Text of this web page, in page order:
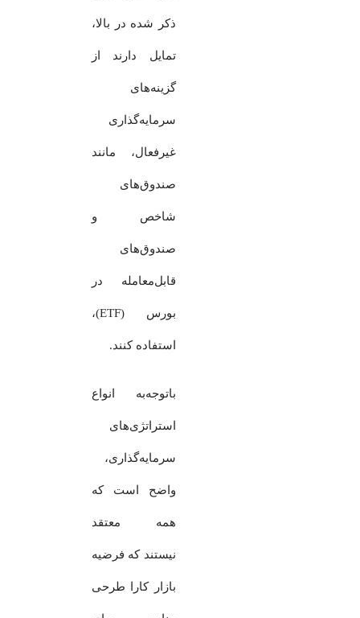
ذکر شده در بالا،
تمایل دارند از
گزینه‌های
سرمایه‌گذاری
غیرفعال، مانند
صندوق‌های
شاخص و
صندوق‌های
قابل‌معامله در
بورس (ETF)،
استفاده کنند.
باتوجه‌به انواع
استراتژی‌های
سرمایه‌گذاری،
واضح است که
همه معتقد
نیستند که فرضیه
بازار کارا طرحی